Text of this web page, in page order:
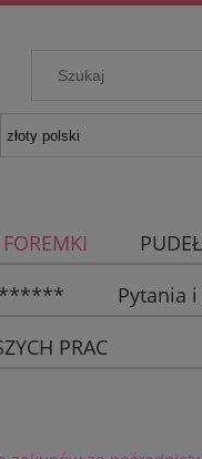
FOREMKI
Pytania
PRAC